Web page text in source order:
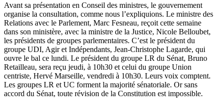
Avant sa présentation en Conseil des ministres, le gouvernement
organise la consultation, comme nous l’expliquions. Le ministre des
Relations avec le Parlement, Marc Fesneau, reçoit cette semaine
dans son ministère, avec la ministre de la Justice, Nicole Belloubet,
les présidents de groupes parlementaires. C’est le président du
groupe UDI, Agir et Indépendants, Jean-Christophe Lagarde, qui
ouvre le bal ce lundi. Le président du groupe LR du Sénat, Bruno
Retailleau, sera reçu jeudi, à 10h30 et celui du groupe Union
centriste, Hervé Marseille, vendredi à 10h30. Leurs voix comptent.
Les groupes LR et UC forment la majorité sénatoriale. Or sans
accord du Sénat, toute révision de la Constitution est impossible.